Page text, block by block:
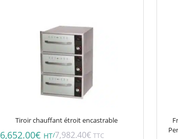
Tiroir chauffant étroit encastrable
6,652.00€ HT/7,982.40€ TTC